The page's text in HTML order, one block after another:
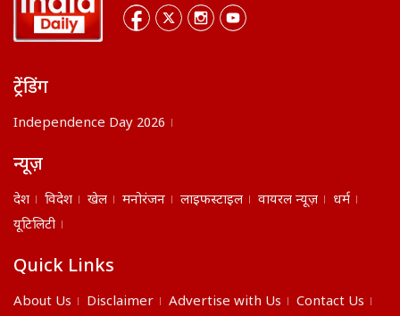
ट्रेंडिंग
Independence Day 2026
न्यूज़
देश विदेश खेल मनोरंजन लाइफस्टाइल वायरल न्यूज़
धर्म
यूटिलिटी
Quick Links
About Us Disclaimer Advertise with Us Contact Us